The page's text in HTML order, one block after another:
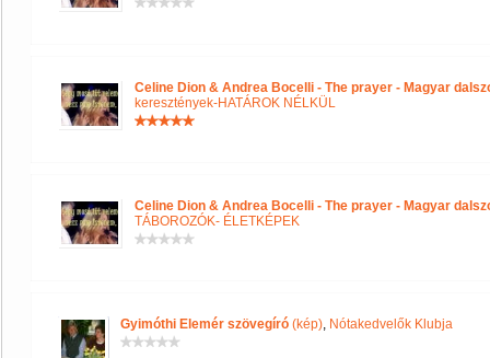
Celine Dion & Andrea Bocelli - The prayer - Magyar
keresztények-HATÁROK NÉLKÜL
Celine Dion & Andrea Bocelli - The prayer - Magyar
TÁBOROZÓK- ÉLETKÉPEK
Gyimóthi Elemér szövegíró (kép), Nótakedvelők Klubja